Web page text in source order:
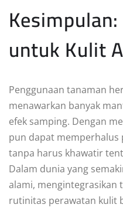
untuk Kulit
Penggunaan tanaman
menawarkan banyak
efek samping. Dengan
pun dapat memperhalus
tanpa harus khawatir
Dalam dunia yang
alami, mengintegrasikan
rutinitas perawatan kulit